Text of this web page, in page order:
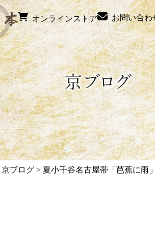
オンラインストア お問い合わ
京ブログ > 夏小千谷名古屋帯「芭蕉に雨